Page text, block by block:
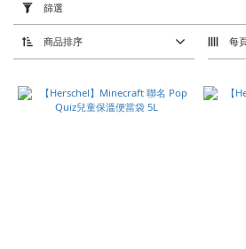
篩
選
(0/20)
價格
(NT$)
篩選
商品排序 每